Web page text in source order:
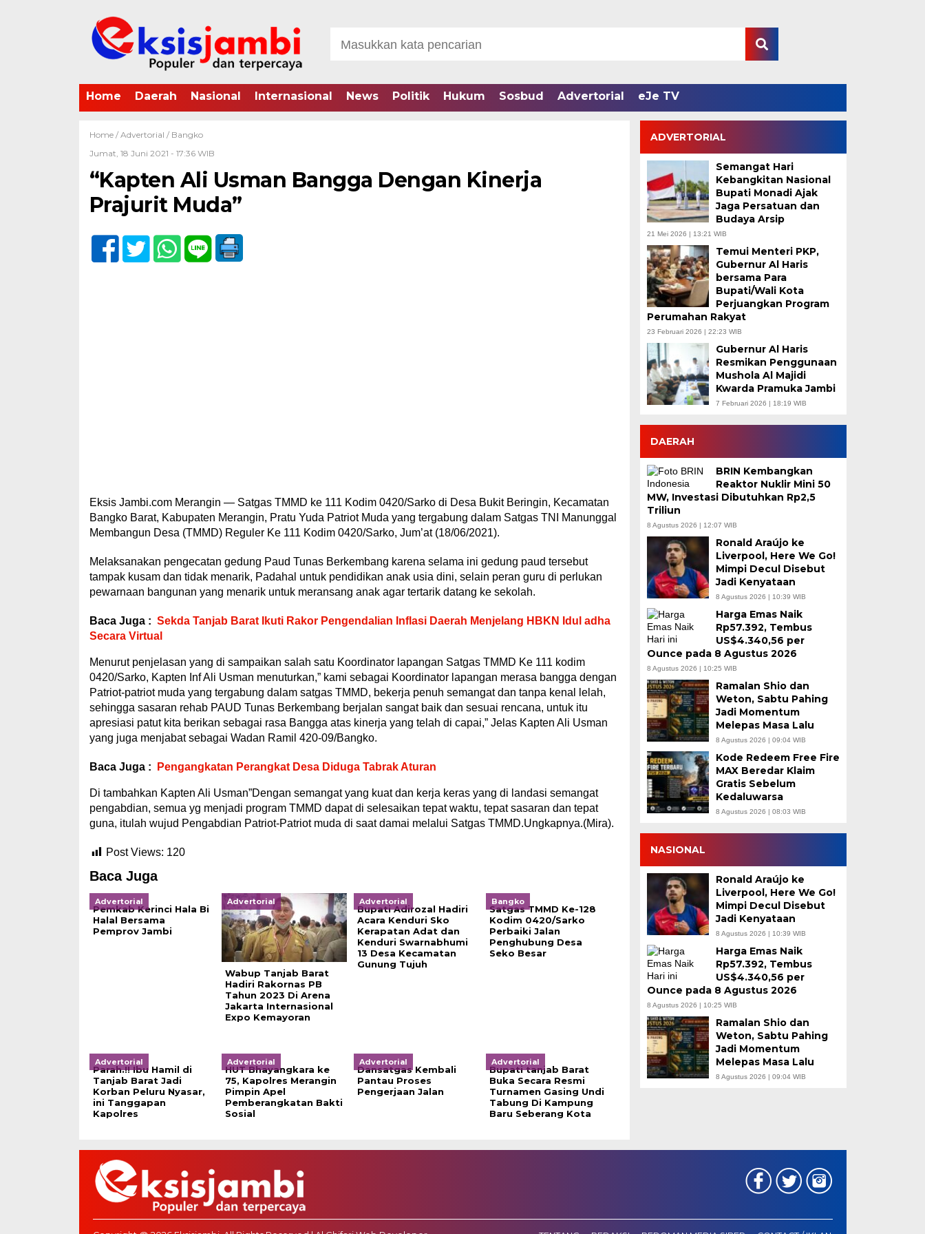
Home Daerah Nasional Internasional News Politik Hukum Sosbud Advertorial eJe TV
Home / Advertorial / Bangko
Jumat, 18 Juni 2021 - 17:36 WIB
“Kapten Ali Usman Bangga Dengan Kinerja
Prajurit Muda”
Eksis Jambi.com Merangin — Satgas TMMD ke 111 Kodim 0420/Sarko di Desa Bukit Beringin, Kecamatan
Bangko Barat, Kabupaten Merangin, Pratu Yuda Patriot Muda yang tergabung dalam Satgas TNI Manunggal
Membangun Desa (TMMD) Reguler Ke 111 Kodim 0420/Sarko, Jum’at (18/06/2021).
Melaksanakan pengecatan gedung Paud Tunas Berkembang karena selama ini gedung paud tersebut
tampak kusam dan tidak menarik, Padahal untuk pendidikan anak usia dini, selain peran guru di perlukan
pewarnaan bangunan yang menarik untuk meransang anak agar tertarik datang ke sekolah.
Baca Juga : Sekda Tanjab Barat Ikuti Rakor Pengendalian Inflasi Daerah Menjelang HBKN Idul adha
Secara Virtual
Menurut penjelasan yang di sampaikan salah satu Koordinator lapangan Satgas TMMD Ke 111 kodim
0420/Sarko, Kapten Inf Ali Usman menuturkan,” kami sebagai Koordinator lapangan merasa bangga dengan
Patriot-patriot muda yang tergabung dalam satgas TMMD, bekerja penuh semangat dan tanpa kenal lelah,
sehingga sasaran rehab PAUD Tunas Berkembang berjalan sangat baik dan sesuai rencana, untuk itu
apresiasi patut kita berikan sebagai rasa Bangga atas kinerja yang telah di capai,” Jelas Kapten Ali Usman
yang juga menjabat sebagai Wadan Ramil 420-09/Bangko.
Baca Juga : Pengangkatan Perangkat Desa Diduga Tabrak Aturan
Di tambahkan Kapten Ali Usman”Dengan semangat yang kuat dan kerja keras yang di landasi semangat
pengabdian, semua yg menjadi program TMMD dapat di selesaikan tepat waktu, tepat sasaran dan tepat
guna, itulah wujud Pengabdian Patriot-Patriot muda di saat damai melalui Satgas TMMD.Ungkapnya.(Mira).
Post Views: 120
Baca Juga
Advertorial
Pemkab Kerinci Hala Bi
Halal Bersama
Pemprov Jambi
Advertorial
Wabup Tanjab Barat
Hadiri Rakornas PB
Tahun 2023 Di Arena
Jakarta Internasional
Expo Kemayoran
Advertorial
Bupati Adirozal Hadiri
Acara Kenduri Sko
Kerapatan Adat dan
Kenduri Swarnabhumi
13 Desa Kecamatan
Gunung Tujuh
Bangko
Satgas TMMD Ke-128
Kodim 0420/Sarko
Perbaiki Jalan
Penghubung Desa
Seko Besar
Advertorial
Parah.!! Ibu Hamil di
Tanjab Barat Jadi
Korban Peluru Nyasar,
ini Tanggapan
Kapolres
Advertorial
HUT Bhayangkara ke
75, Kapolres Merangin
Pimpin Apel
Pemberangkatan Bakti
Sosial
Advertorial
Dansatgas Kembali
Pantau Proses
Pengerjaan Jalan
Advertorial
Bupati tanjab Barat
Buka Secara Resmi
Turnamen Gasing Undi
Tabung Di Kampung
Baru Seberang Kota
ADVERTORIAL
Semangat Hari
Kebangkitan Nasional
Bupati Monadi Ajak
Jaga Persatuan dan
Budaya Arsip
21 Mei 2026 | 13:21 WIB
Temui Menteri PKP,
Gubernur Al Haris
bersama Para
Bupati/Wali Kota
Perjuangkan Program
Perumahan Rakyat
23 Februari 2026 | 22:23 WIB
Gubernur Al Haris
Resmikan Penggunaan
Mushola Al Majidi
Kwarda Pramuka Jambi
7 Februari 2026 | 18:19 WIB
DAERAH
BRIN Kembangkan
Reaktor Nuklir Mini 50
MW, Investasi Dibutuhkan Rp2,5
Triliun
8 Agustus 2026 | 12:07 WIB
Ronald Araújo ke
Liverpool, Here We Go!
Mimpi Decul Disebut
Jadi Kenyataan
8 Agustus 2026 | 10:39 WIB
Harga Emas Naik
Rp57.392, Tembus
US$4.340,56 per
Ounce pada 8 Agustus 2026
8 Agustus 2026 | 10:25 WIB
Ramalan Shio dan
Weton, Sabtu Pahing
Jadi Momentum
Melepas Masa Lalu
8 Agustus 2026 | 09:04 WIB
Kode Redeem Free Fire
MAX Beredar Klaim
Gratis Sebelum
Kedaluwarsa
8 Agustus 2026 | 08:03 WIB
NASIONAL
Ronald Araújo ke
Liverpool, Here We Go!
Mimpi Decul Disebut
Jadi Kenyataan
8 Agustus 2026 | 10:39 WIB
Harga Emas Naik
Rp57.392, Tembus
US$4.340,56 per
Ounce pada 8 Agustus 2026
8 Agustus 2026 | 10:25 WIB
Ramalan Shio dan
Weton, Sabtu Pahing
Jadi Momentum
Melepas Masa Lalu
8 Agustus 2026 | 09:04 WIB